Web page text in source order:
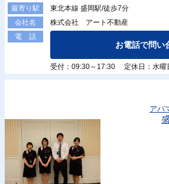
最寄り駅
東北本線 盛岡駅/徒歩7分
会社名
株式会社 アート不動産
電 話
お電話で問い
受付：09:30～17:30 定休日：水曜
アパ